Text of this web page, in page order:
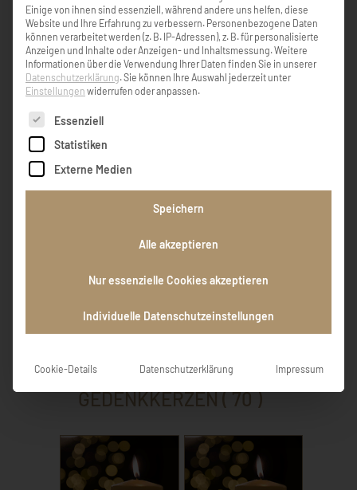
Lebens untergeht, leuchten dafür die Sterne
der Erinnerung! Aufrichtige Anteilnahme
Gertraud Greisberger (Gschaider)
Gertraud Greisberger
Liebe Barbara, du warst die erste die ich in
dieser Familie kennenlernen durfte. Lustige
Mögen dich die Engel auf deinen letzten Weg
Tina
GEDENKKERZEN ( 70 )
Einige von ihnen sind essenziell, während andere uns helfen, diese
Website und Ihre Erfahrung zu verbessern. Personenbezogene Daten
können verarbeitet werden (z. B. IP-Adressen), z. B. für personalisierte
Anzeigen und Inhalte oder Anzeigen- und Inhaltsmessung.Weitere
Informationen über die Verwendung Ihrer Daten finden Sie in unserer
Datenschutzerklärung.Sie können Ihre Auswahl jederzeit unter
Einstellungen widerrufen oder anpassen.
Es folgt eine Liste der Service-Gruppen, für die eine
Essenziell
Statistiken
Externe Medien
Speichern
Alle akzeptieren
Nur essenzielle Cookies akzeptieren
Individuelle Datenschutzeinstellungen
Cookie-Details Datenschutzerklärung Impressum